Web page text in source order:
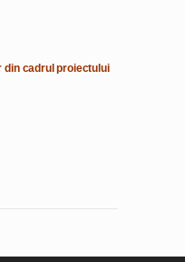
din cadrul proiectului